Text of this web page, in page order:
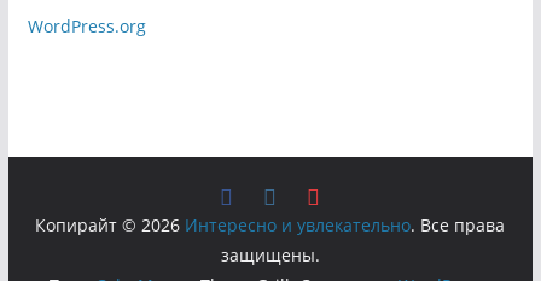
WordPress.org
Копирайт © 2026 Интересно и увлекательно. Все права
защищены.